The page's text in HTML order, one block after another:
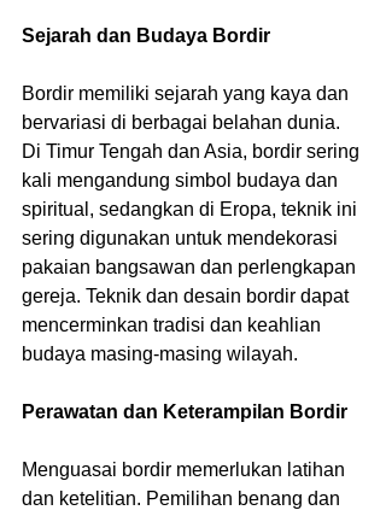
Sejarah dan Budaya Bordir
Bordir memiliki sejarah yang kaya dan
bervariasi di berbagai belahan dunia.
Di Timur Tengah dan Asia, bordir sering
kali mengandung simbol budaya dan
spiritual, sedangkan di Eropa, teknik ini
sering digunakan untuk mendekorasi
pakaian bangsawan dan perlengkapan
gereja. Teknik dan desain bordir dapat
mencerminkan tradisi dan keahlian
budaya masing-masing wilayah.
Perawatan dan Keterampilan Bordir
Menguasai bordir memerlukan latihan
dan ketelitian. Pemilihan benang dan